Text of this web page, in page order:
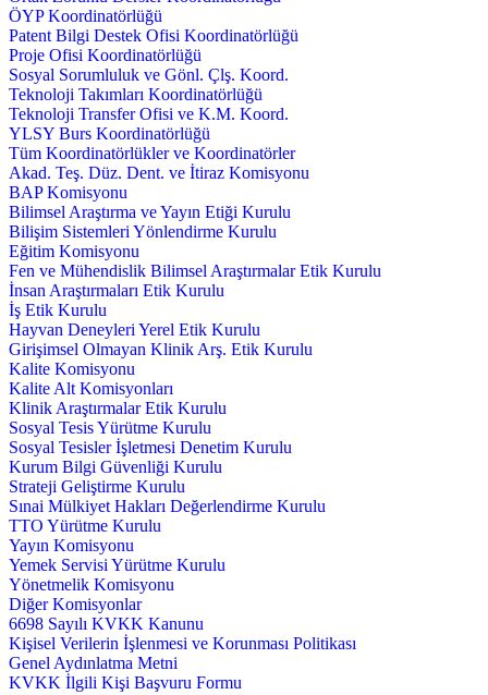
ÖYP Koordinatörlüğü
Patent Bilgi Destek Ofisi Koordinatörlüğü
Proje Ofisi Koordinatörlüğü
Sosyal Sorumluluk ve Gönl. Çlş. Koord.
Teknoloji Takımları Koordinatörlüğü
Teknoloji Transfer Ofisi ve K.M. Koord.
YLSY Burs Koordinatörlüğü
Tüm Koordinatörlükler ve Koordinatörler
Akad. Teş. Düz. Dent. ve İtiraz Komisyonu
BAP Komisyonu
Bilimsel Araştırma ve Yayın Etiği Kurulu
Bilişim Sistemleri Yönlendirme Kurulu
Eğitim Komisyonu
Fen ve Mühendislik Bilimsel Araştırmalar Etik Kurulu
İnsan Araştırmaları Etik Kurulu
İş Etik Kurulu
Hayvan Deneyleri Yerel Etik Kurulu
Girişimsel Olmayan Klinik Arş. Etik Kurulu
Kalite Komisyonu
Kalite Alt Komisyonları
Klinik Araştırmalar Etik Kurulu
Sosyal Tesis Yürütme Kurulu
Sosyal Tesisler İşletmesi Denetim Kurulu
Kurum Bilgi Güvenliği Kurulu
Strateji Geliştirme Kurulu
Sınai Mülkiyet Hakları Değerlendirme Kurulu
TTO Yürütme Kurulu
Yayın Komisyonu
Yemek Servisi Yürütme Kurulu
Yönetmelik Komisyonu
Diğer Komisyonlar
6698 Sayılı KVKK Kanunu
Kişisel Verilerin İşlenmesi ve Korunması Politikası
Genel Aydınlatma Metni
KVKK İlgili Kişi Başvuru Formu